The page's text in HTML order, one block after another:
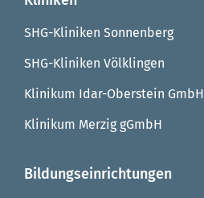
SHG-Kliniken Sonnenberg
SHG-Kliniken Völklingen
Klinikum Idar-Oberstein GmbH
Klinikum Merzig gGmbH
Bildungseinrichtungen